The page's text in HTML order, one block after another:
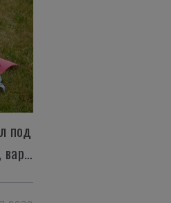
под
звуки российских глюкофонов, варганов и гуслей